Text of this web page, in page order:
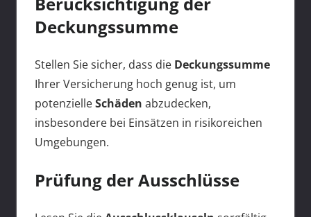
Deckungssumme
Stellen Sie sicher, dass die Deckungssumme
Ihrer Versicherung hoch genug ist, um
potenzielleSchäden abzudecken,
insbesondere bei Einsätzen in risikoreichen
Umgebungen.
Prüfung der Ausschlüsse